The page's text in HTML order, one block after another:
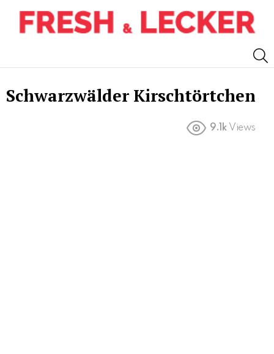
Schwarzwälder Kirschtörtchen
9.1k Views